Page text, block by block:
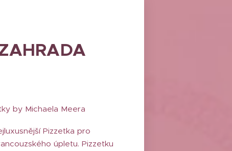
by Michaela Meera
Pizzetka pro
úpletu. Pizzetku